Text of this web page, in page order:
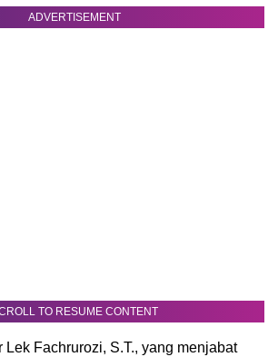
ADVERTISEMENT
TO RESUME CONTENT
Lek Fachrurozi, S.T., yang menjabat